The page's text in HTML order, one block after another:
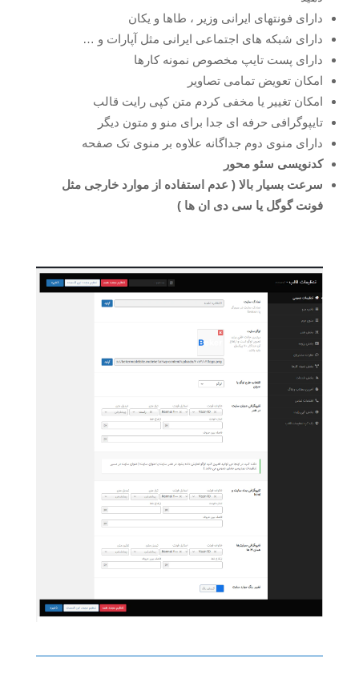
دارای فونتهای ایرانی وزیر ، طاها و یکان
دارای شبکه های اجتماعی ایرانی مثل آپارات و …
دارای پست تایپ مخصوص نمونه کارها
امکان تعویض تمامی تصاویر
امکان تغییر یا مخفی کردم متن کپی رایت قالب
تایپوگرافی حرفه ای جدا برای منو و متون دیگر
دارای منوی دوم جداگانه علاوه بر منوی تک صفحه
کدنویسی سئو محور
سرعت بسیار بالا ( عدم استفاده از موارد خارجی مثل
فونت گوگل یا سی دی ان ها )